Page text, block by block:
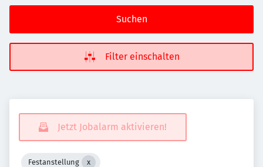
Suchen
Filter einschalten
Jetzt Jobalarm aktivieren!
Festanstellung